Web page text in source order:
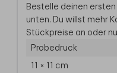
Bestelle deinen
unten. Du willst mehr
Stückpreise an oder
Probedruck
11 × 11 cm